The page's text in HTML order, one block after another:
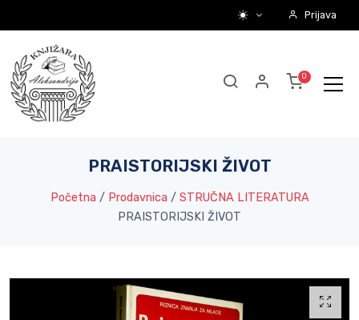
Prijava
PRAISTORIJSKI ŽIVOT
Početna / Prodavnica / STRUČNA LITERATURA
PRAISTORIJSKI ŽIVOT